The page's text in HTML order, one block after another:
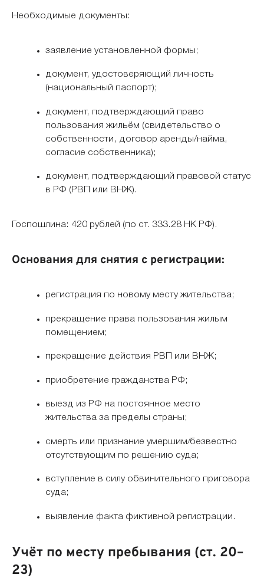
Необходимые документы:
заявление установленной формы;
документ, удостоверяющий личность
(национальный паспорт);
документ, подтверждающий право
пользования жильём (свидетельство о
собственности, договор аренды/найма,
согласие собственника);
документ, подтверждающий правовой статус
в РФ (РВП или ВНЖ).
Госпошлина: 420 рублей (по ст. 333.28 НК РФ).
Основания для снятия с регистрации:
регистрация по новому месту жительства;
прекращение права пользования жилым
помещением;
прекращение действия РВП или ВНЖ;
приобретение гражданства РФ;
выезд из РФ на постоянное место
жительства за пределы страны;
смерть или признание умершим/безвестно
отсутствующим по решению суда;
вступление в силу обвинительного приговора
суда;
выявление факта фиктивной регистрации.
Учёт по месту пребывания (ст. 20–
23)